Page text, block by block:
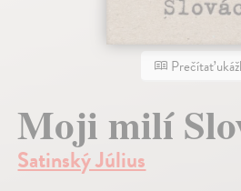
Prečítať
Moji milí
Satinský Július